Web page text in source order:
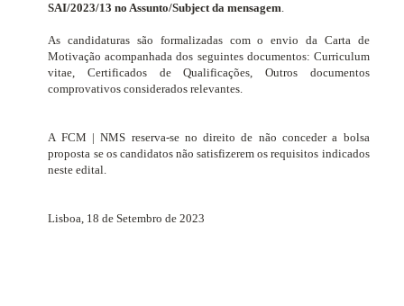
SAI/2023/13 no Assunto/Subject da mensagem.
As candidaturas são formalizadas com o envio da Carta de
Motivação acompanhada dos seguintes documentos: Curriculum
vitae, Certificados de Qualificações, Outros documentos
comprovativos considerados relevantes.
A FCM | NMS reserva-se no direito de não conceder a bolsa
proposta se os candidatos não satisfizerem os requisitos indicados
neste edital.
Lisboa, 18 de Setembro de 2023